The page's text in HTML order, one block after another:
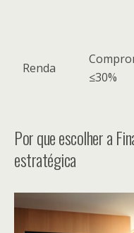
Renda
≤30%
Por que escolher a
estratégica